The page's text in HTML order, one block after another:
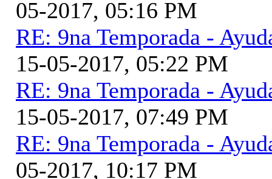
05-2017, 05:16 PM
RE: 9na Temporada -
15-05-2017, 05:22 PM
RE: 9na Temporada -
15-05-2017, 07:49 PM
RE: 9na Temporada -
05-2017, 10:17 PM